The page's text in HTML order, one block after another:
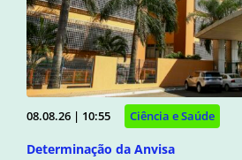
08.08.26 | 10:55 Ciência e Saúde
Determinação da Anvisa